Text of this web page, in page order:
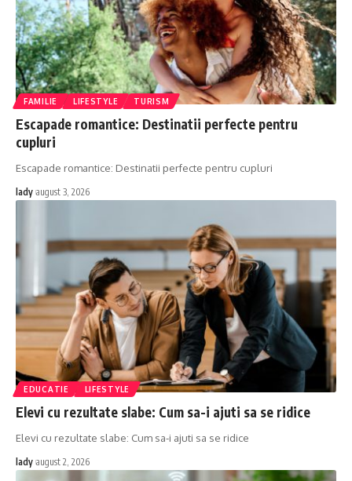
FAMILIE LIFESTYLE TURISM
Escapade romantice: Destinatii perfecte pentru
cupluri
Escapade romantice: Destinatii perfecte pentru cupluri
lady august 3, 2026
EDUCATIE LIFESTYLE
Elevi cu rezultate slabe: Cum sa-i ajuti sa se ridice
Elevi cu rezultate slabe: Cum sa-i ajuti sa se ridice
lady august 2, 2026